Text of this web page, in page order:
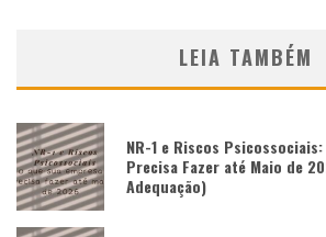
LEIA TAMBÉM
NR-1 e Riscos
Precisa Fazer até Maio de
Adequação)